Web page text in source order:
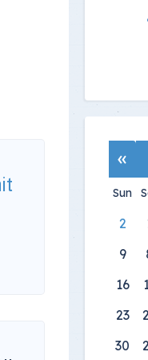
»
Sun
2
9
16
23
30